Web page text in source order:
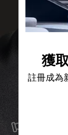
獲
註冊成為
我們以
確保無